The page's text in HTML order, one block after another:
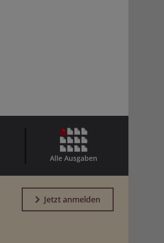
Alle Ausgaben
Jetzt anmelden